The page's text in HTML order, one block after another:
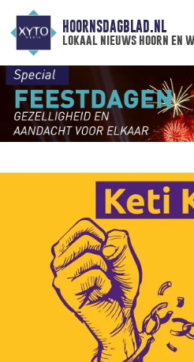
HOORNSDAGBLAD.NL
lokaal nieuws hoorn en